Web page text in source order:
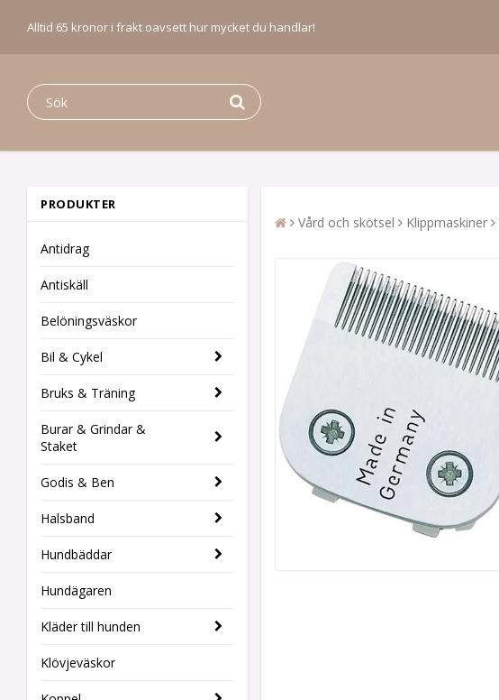
Alltid 65 kronor i frakt oavsett hur mycket du handlar!
PRODUKTER
Antidrag
Antiskäll
Belöningsväskor
Bil & Cykel
Bruks & Träning
Burar & Grindar &
Staket
Godis & Ben
Halsband
Hundbäddar
Hundägaren
Kläder till hunden
Klövjeväskor
Vård och skötsel Klippmaskiner